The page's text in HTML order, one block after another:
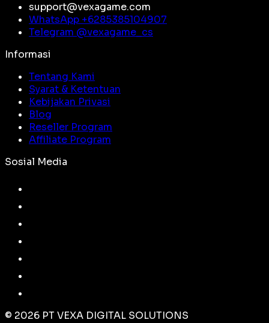
support@vexagame.com
WhatsApp +6285385104907
Telegram @vexagame_cs
Informasi
Tentang Kami
Syarat & Ketentuan
Kebijakan Privasi
Blog
Reseller Program
Affiliate Program
Sosial Media
© 2026 PT VEXA DIGITAL SOLUTIONS